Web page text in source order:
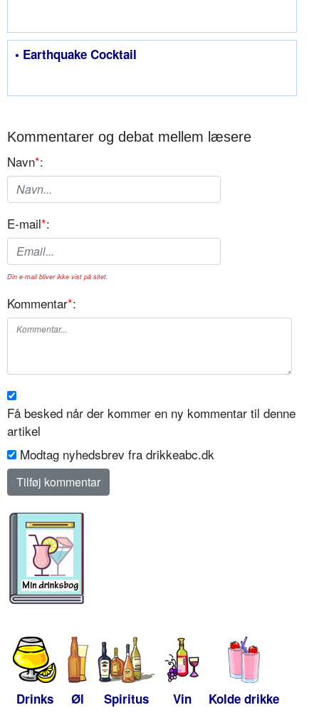
• Earthquake Cocktail
Kommentarer og debat mellem læsere
Navn*:
E-mail*:
Din e-mail bliver ikke vist på sitet.
Kommentar*:
Få besked når der kommer en ny kommentar til denne
artikel
Modtag nyhedsbrev fra drikkeabc.dk
Drinks Øl Spiritus Vin Kolde drikke